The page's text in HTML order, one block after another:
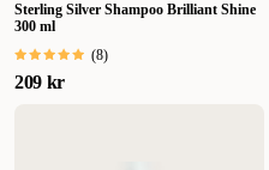
Sterling Silver Shampoo Brilliant Shine
300 ml
(8)
209 kr